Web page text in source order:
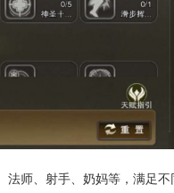
师、射手、奶妈等，满足